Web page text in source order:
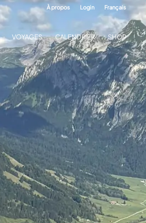
À propos Login Français
VOYAGES CALENDRIER SHOP